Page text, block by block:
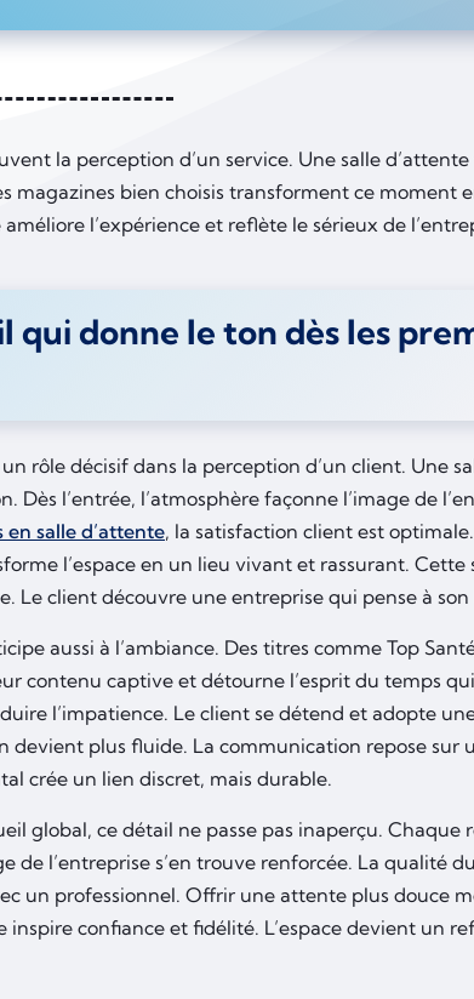
la perception d’un service. Une salle
magazines bien choisis transforment ce moment
l’expérience et reflète le sérieux de
qui donne le ton dès les
rôle décisif dans la perception d’un client. Une
Dès l’entrée, l’atmosphère façonne l’image de
salle d’attente, la satisfaction client est
l’espace en un lieu vivant et rassurant.
Le client découvre une entreprise qui pense à
aussi à l’ambiance. Des titres comme Top
contenu captive et détourne l’esprit du temps
l’impatience. Le client se détend et adopte
devient plus fluide. La communication repose sur
crée un lien discret, mais durable.
global, ce détail ne passe pas inaperçu. Chaque
de l’entreprise s’en trouve renforcée. La qualité
un professionnel. Offrir une attente plus douce
inspire confiance et fidélité. L’espace devient un